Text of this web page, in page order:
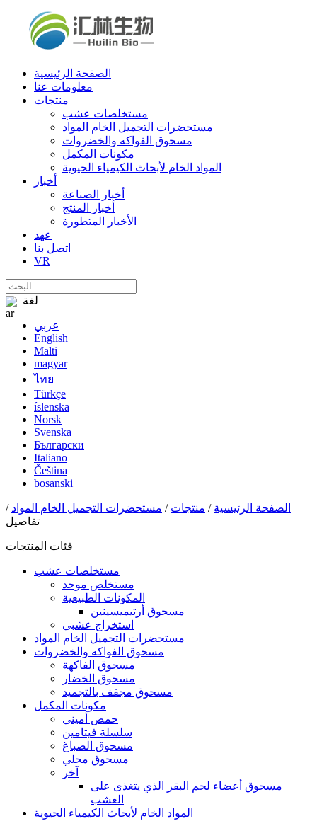
الصفحة الرئيسية
معلومات عنا
منتجات
مستخلصات عشب
مستحضرات التجميل الخام المواد
مسحوق الفواكه والخضروات
مكونات المكمل
المواد الخام لأبحاث الكيمياء الحيوية
أخبار
أخبار الصناعة
أخبار المنتج
الأخبار المتطورة
عهد
اتصل بنا
VR
لغة
عربي
English
Malti
magyar
ไทย
Türkçe
íslenska
Norsk
Svenska
Български
Italiano
Čeština
bosanski
الصفحة الرئيسية / منتجات / مستحضرات التجميل الخام المواد /
تفاصيل
فئات المنتجات
مستخلصات عشب
مستخلص موحد
المكونات الطبيعية
مسحوق أرتيميسينين
استخراج عشبي
مستحضرات التجميل الخام المواد
مسحوق الفواكه والخضروات
مسحوق الفاكهة
مسحوق الخضار
مسحوق مجفف بالتجميد
مكونات المكمل
حمض أميني
سلسلة فيتامين
مسحوق الصباغ
مسحوق محلي
آخر
مسحوق أعضاء لحم البقر الذي يتغذى على
العشب
المواد الخام لأبحاث الكيمياء الحيوية